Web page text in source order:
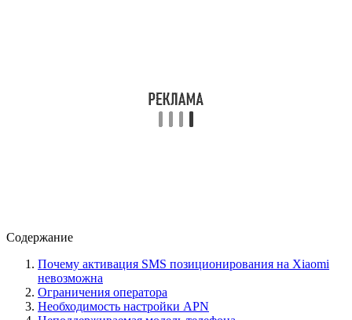
Содержание
Почему активация SMS позиционирования на Xiaomi
невозможна
Ограничения оператора
Необходимость настройки APN